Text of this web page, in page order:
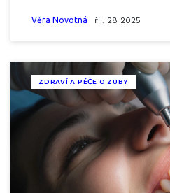
Věra Novotná říj, 28 2025
ZDRAVÍ A PÉČE O ZUBY